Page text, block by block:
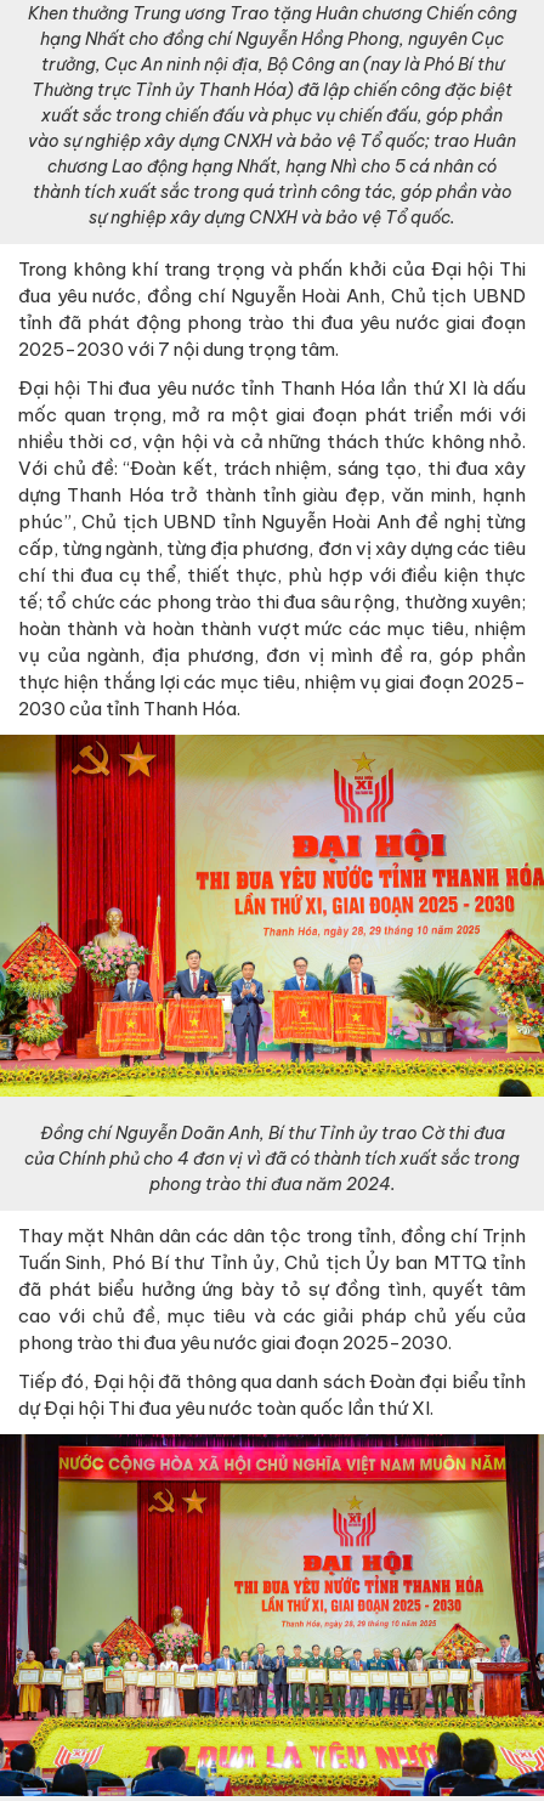
Khen thưởng Trung ương Trao tặng Huân chương Chiến công
hạng Nhất cho đồng chí Nguyễn Hồng Phong, nguyên Cục
trưởng, Cục An ninh nội địa, Bộ Công an (nay là Phó Bí thư
Thường trực Tỉnh ủy Thanh Hóa) đã lập chiến công đặc biệt
xuất sắc trong chiến đấu và phục vụ chiến đấu, góp phần
vào sự nghiệp xây dựng CNXH và bảo vệ Tổ quốc; trao Huân
chương Lao động hạng Nhất, hạng Nhì cho 5 cá nhân có
thành tích xuất sắc trong quá trình công tác, góp phần vào
sự nghiệp xây dựng CNXH và bảo vệ Tổ quốc.
Trong không khí trang trọng và phấn khởi của Đại hội Thi
đua yêu nước, đồng chí Nguyễn Hoài Anh, Chủ tịch UBND
tỉnh đã phát động phong trào thi đua yêu nước giai đoạn
2025-2030 với 7 nội dung trọng tâm.
Đại hội Thi đua yêu nước tỉnh Thanh Hóa lần thứ XI là dấu
mốc quan trọng, mở ra một giai đoạn phát triển mới với
nhiều thời cơ, vận hội và cả những thách thức không nhỏ.
Với chủ đề: “Đoàn kết, trách nhiệm, sáng tạo, thi đua xây
dựng Thanh Hóa trở thành tỉnh giàu đẹp, văn minh, hạnh
phúc”, Chủ tịch UBND tỉnh Nguyễn Hoài Anh đề nghị từng
cấp, từng ngành, từng địa phương, đơn vị xây dựng các tiêu
chí thi đua cụ thể, thiết thực, phù hợp với điều kiện thực
tế; tổ chức các phong trào thi đua sâu rộng, thường xuyên;
hoàn thành và hoàn thành vượt mức các mục tiêu, nhiệm
vụ của ngành, địa phương, đơn vị mình đề ra, góp phần
thực hiện thắng lợi các mục tiêu, nhiệm vụ giai đoạn 2025-
2030 của tỉnh Thanh Hóa.
Đồng chí Nguyễn Doãn Anh, Bí thư Tỉnh ủy trao Cờ thi đua
của Chính phủ cho 4 đơn vị vì đã có thành tích xuất sắc trong
phong trào thi đua năm 2024.
Thay mặt Nhân dân các dân tộc trong tỉnh, đồng chí Trịnh
Tuấn Sinh, Phó Bí thư Tỉnh ủy, Chủ tịch Ủy ban MTTQ tỉnh
đã phát biểu hưởng ứng bày tỏ sự đồng tình, quyết tâm
cao với chủ đề, mục tiêu và các giải pháp chủ yếu của
phong trào thi đua yêu nước giai đoạn 2025-2030.
Tiếp đó, Đại hội đã thông qua danh sách Đoàn đại biểu tỉnh
dự Đại hội Thi đua yêu nước toàn quốc lần thứ XI.